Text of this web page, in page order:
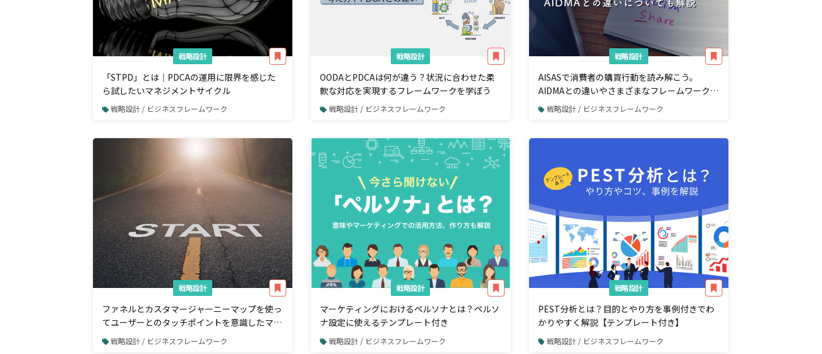
戦略設計
「STPD」とは｜PDCAの運用に限界を感じた
ら試したいマネジメントサイクル
戦略設計 / ビジネスフレームワーク
戦略設計
OODAとPDCAは何が違う？状況に合わせた柔
軟な対応を実現するフレームワークを学ぼう
戦略設計 / ビジネスフレームワーク
戦略設計
AISASで消費者の購買行動を読み解こう。
AIDMAとの違いやさまざまなフレームワークを
紹介！
戦略設計 / ビジネスフレームワーク
戦略設計
ファネルとカスタマージャーニーマップを使っ
てユーザーとのタッチポイントを意識したマー
ケティングプランを作ろう
戦略設計 / ビジネスフレームワーク
戦略設計
マーケティングにおけるペルソナとは？ペルソ
ナ設定に使えるテンプレート付き
戦略設計 / ビジネスフレームワーク
戦略設計
PEST分析とは？目的とやり方を事例付きでわ
かりやすく解説【テンプレート付き】
戦略設計 / ビジネスフレームワーク